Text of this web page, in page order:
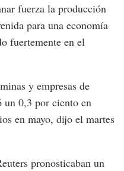
fuerza la producción
para una economía
fuertemente en el
y empresas de
un 0,3 por ciento en
en mayo, dijo el martes
pronosticaban un